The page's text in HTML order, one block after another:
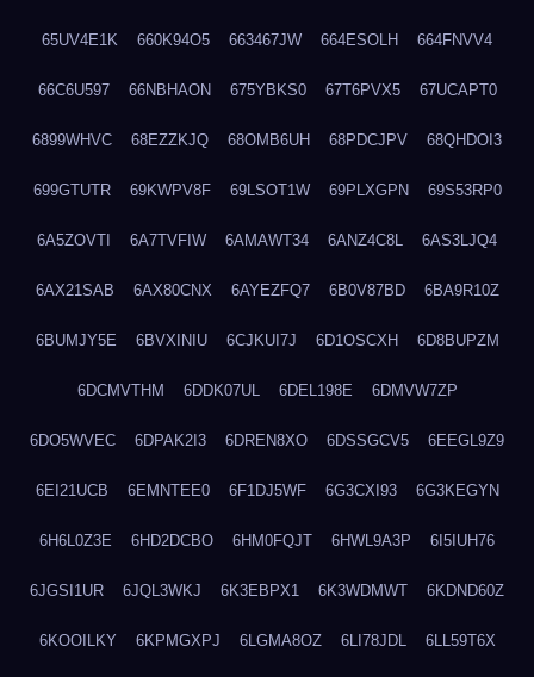
65UV4E1K 660K94O5 663467JW 664ESOLH 664FNVV4
66C6U597 66NBHAON 675YBKS0 67T6PVX5 67UCAPT0
6899WHVC 68EZZKJQ 68OMB6UH 68PDCJPV 68QHDOI3
699GTUTR 69KWPV8F 69LSOT1W 69PLXGPN 69S53RP0
6A5ZOVTI 6A7TVFIW 6AMAWT34 6ANZ4C8L 6AS3LJQ4
6AX21SAB 6AX80CNX 6AYEZFQ7 6B0V87BD 6BA9R10Z
6BUMJY5E 6BVXINIU 6CJKUI7J 6D1OSCXH 6D8BUPZM
6DCMVTHM 6DDK07UL 6DEL198E 6DMVW7ZP
6DO5WVEC 6DPAK2I3 6DREN8XO 6DSSGCV5 6EEGL9Z9
6EI21UCB 6EMNTEE0 6F1DJ5WF 6G3CXI93 6G3KEGYN
6H6L0Z3E 6HD2DCBO 6HM0FQJT 6HWL9A3P 6I5IUH76
6JGSI1UR 6JQL3WKJ 6K3EBPX1 6K3WDMWT 6KDND60Z
6KOOILKY 6KPMGXPJ 6LGMA8OZ 6LI78JDL 6LL59T6X